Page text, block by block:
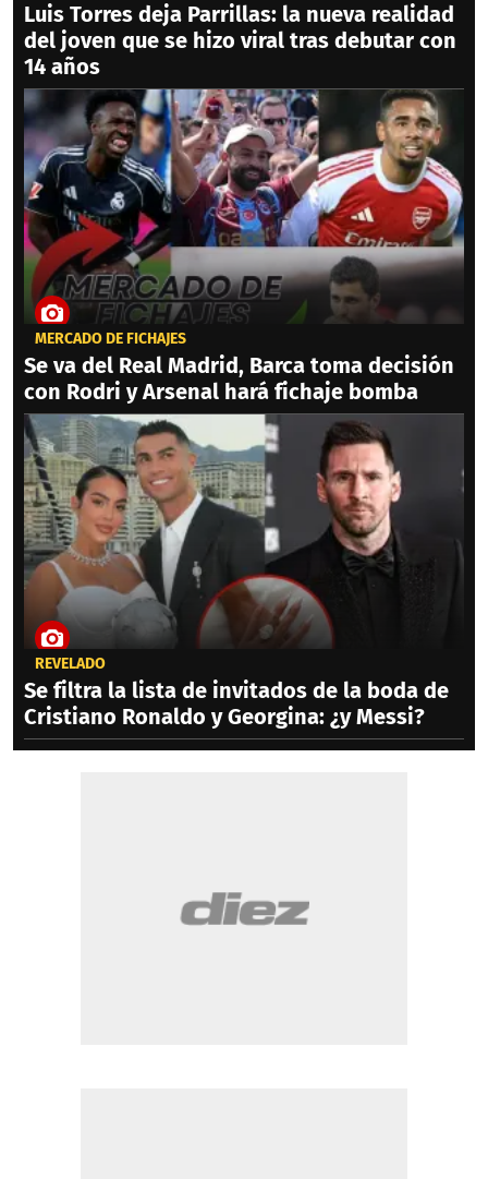
Luis Torres deja Parrillas: la nueva realidad
del joven que se hizo viral tras debutar con
14 años
MERCADO DE FICHAJES
Se va del Real Madrid, Barca toma decisión
con Rodri y Arsenal hará fichaje bomba
REVELADO
Se filtra la lista de invitados de la boda de
Cristiano Ronaldo y Georgina: ¿y Messi?